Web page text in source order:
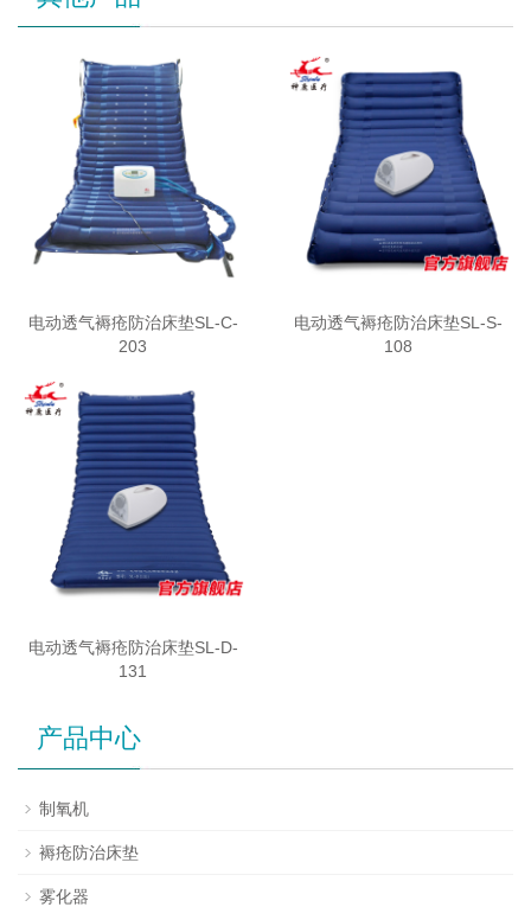
电动透气褥疮防治床垫SL-C-
203
电动透气褥疮防治床垫SL-S-
108
电动透气褥疮防治床垫SL-D-
131
产品中心
制氧机
褥疮防治床垫
雾化器